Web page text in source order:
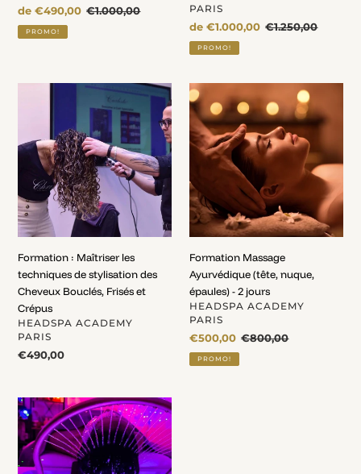
Prix
fou
de €490,00 Prix
€1.000,00
PROMO!
PARIS
Prix
fou
de €1.000,00 Prix
€1.250,00
PROMO!
les
techniques
stylisation
des
Cheveux
Frisés
et
Crépus
Formation : Maîtriser les
techniques de stylisation des
Cheveux Bouclés, Frisés et
Crépus
DISTRIBUTEUR
HEADSPA ACADEMY
PARIS
Prix
€490,00
Formation
Massage
Ayurvédique
(tête,
nuque,
épaules)
-
2
jours
Formation Massage
Ayurvédique (tête, nuque,
épaules) - 2 jours
DISTRIBUTEUR
HEADSPA ACADEMY
PARIS
Prix
fou
€500,00 Prix
€800,00
PROMO!
Pack
formation
:
HEADSPA